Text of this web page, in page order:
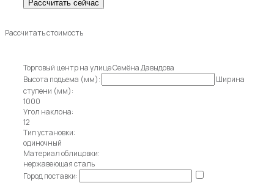
Рассчитать стоимость
Торговый центр на улице Семёна Давыдова
Высота подъема (мм):
Ширина
ступени (мм):
1000
Угол наклона:
12
Тип установки:
одиночный
Материал облицовки:
нержавеющая сталь
Город поставки: